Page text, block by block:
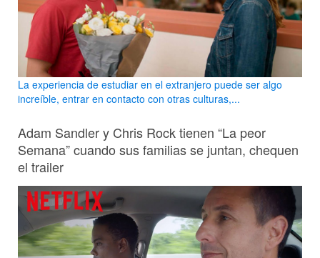
La experiencia de estudiar en el extranjero puede ser algo
increíble, entrar en contacto con otras culturas,...
Adam Sandler y Chris Rock tienen “La peor
Semana” cuando sus familias se juntan, chequen
el trailer